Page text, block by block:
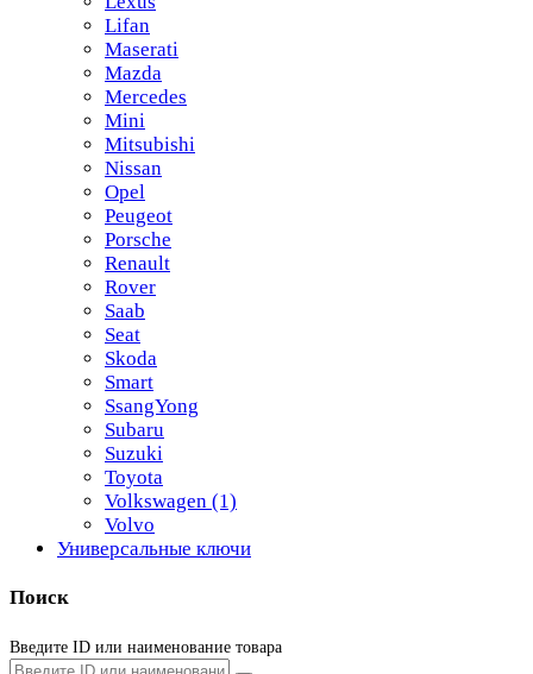
Lifan
Maserati
Mazda
Mercedes
Mini
Mitsubishi
Nissan
Opel
Peugeot
Porsche
Renault
Rover
Saab
Seat
Skoda
Smart
SsangYong
Subaru
Suzuki
Toyota
Volkswagen (1)
Volvo
Универсальные ключи
Поиск
Введите ID или наименование товара